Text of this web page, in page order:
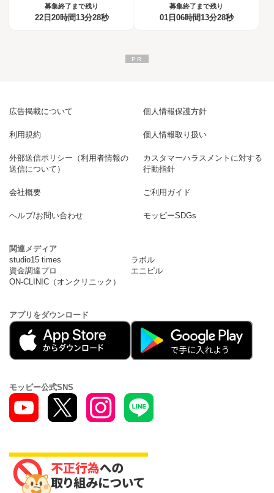
募集終了まで残り
22日20時間13分27秒
募集終了まで残り
01日06時間13分27秒
広告掲載について 個人情報保護方針
利用規約 個人情報取り扱い
外部送信ポリシー（利用者情報の
送信について）
カスタマーハラスメントに対する
行動指針
会社概要 ご利用ガイド
ヘルプ/お問い合わせ モッピーSDGs
関連メディア
studio15 times
ラボル
資金調達プロ
エニピル
ON-CLINIC（オンクリニック）
アプリをダウンロード
モッピー公式SNS